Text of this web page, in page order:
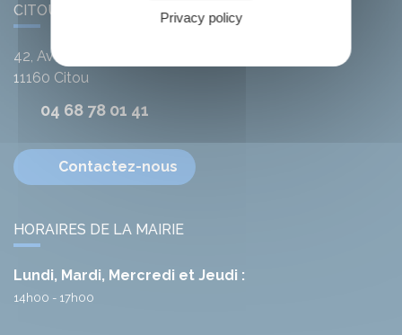
CITOU
42, Avenue de l'Argent-Double
11160 Citou
04 68 78 01 41
Contactez-nous
HORAIRES DE LA MAIRIE
Lundi, Mardi, Mercredi et Jeudi :
14h00 - 17h00
Privacy policy